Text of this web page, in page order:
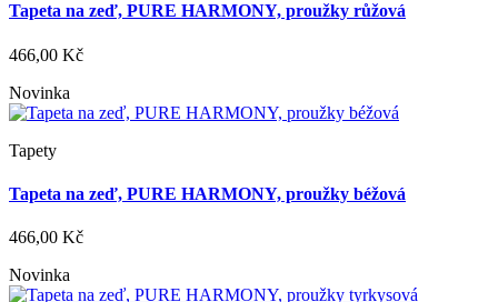
Tapeta na zeď, PURE HARMONY, proužky růžová
466,00 Kč
Novinka
Tapety
Tapeta na zeď, PURE HARMONY, proužky béžová
466,00 Kč
Novinka